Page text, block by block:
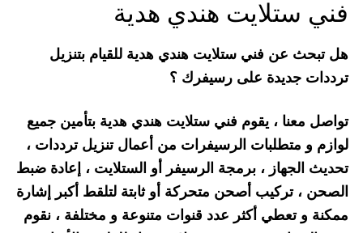
فني ستلايت هندي هدية
هل تبحث عن فني ستلايت هندي هدية للقيام بتنزيل
ترددات جديدة على رسيفرك ؟
تواصل معنا ، يقوم فني ستلايت هندي هدية بتأمين جميع
لوازم و متطلبات الرسيفرات من أعمال تنزيل ترددات ،
تحديث الجهاز ، برمجة الرسيفر أو الستلايت ، إعادة ضبط
الصحن ، تركيب أصحن متحركة أو ثابتة لتلقط أكبر إشارة
ممكنة و تعطي أكثر عدد قنوات متنوعة و مختلفة ، نقوم